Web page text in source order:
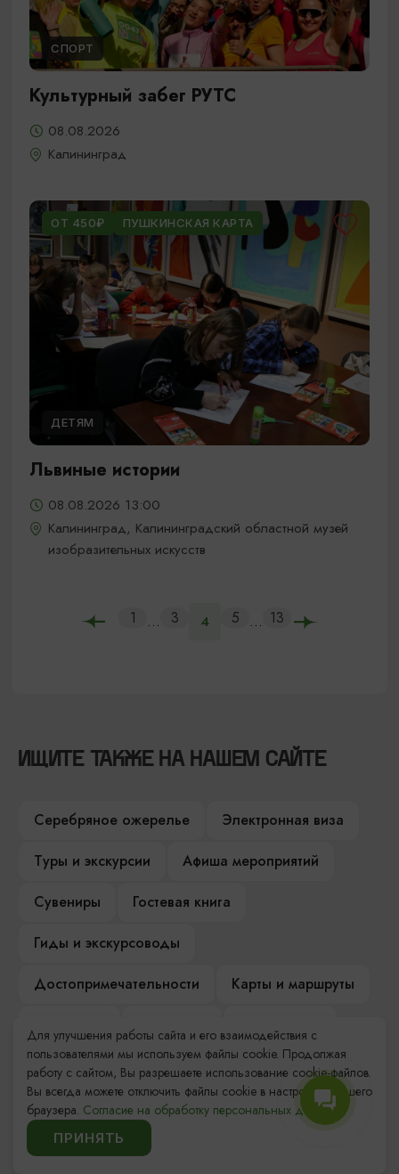
СПОРТ
Культурный забег РУТС
08.08.2026
Калининград
ОТ 450₽ ПУШКИНСКАЯ КАРТА
ДЕТЯМ
Львиные истории
08.08.2026 13:00
Калининград, Калининградский областной музей
изобразительных искусств
1 ... 3 4 5 ... 13
ИЩИТЕ ТАКЖЕ НА НАШЕМ САЙТЕ
Серебряное ожерелье
Электронная виза
Туры и экскурсии
Афиша мероприятий
Сувениры
Гостевая книга
Гиды и экскурсоводы
Достопримечательности
Карты и маршруты
Компас Балтийской кухни
Настоящий Калининградец
Музеи
Для улучшения работы сайта и его взаимодействия с
пользователями мы используем файлы cookie. Продолжая
работу с сайтом, Вы разрешаете использование cookie-файлов.
Вы всегда можете отключить файлы cookie в настройках Вашего
браузера. Согласие на обработку персональных данных.
ПРИНЯТЬ